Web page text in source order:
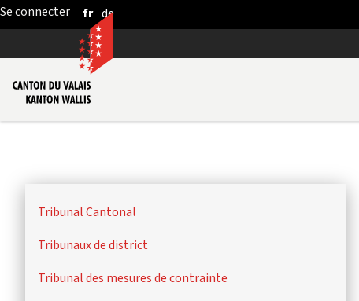
Saut au contenu principal
fr de
Tribunal Cantonal
Tribunaux de district
Tribunal des mesures de contrainte